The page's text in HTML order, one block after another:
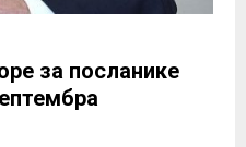
за посланике